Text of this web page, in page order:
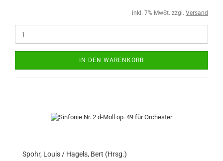
inkl. 7% MwSt. zzgl. Versand
IN DEN WARENKORB
Spohr, Louis / Hagels, Bert (Hrsg.)